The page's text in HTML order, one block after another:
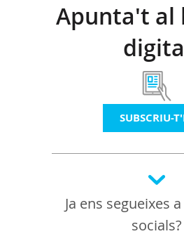
Apunta't al
SUBSCRIU-
Ja ens segueixes
socials?